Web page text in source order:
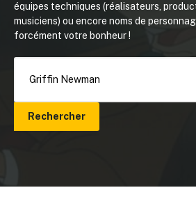
équipes techniques (réalisateurs,
musiciens) ou encore noms de
forcément votre bonheur !
Rechercher